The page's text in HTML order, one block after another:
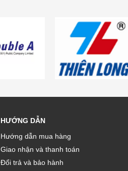
HƯỚNG DẪN
Hướng dẫn mua hàng
Giao nhận và thanh toán
Đổi trả và bảo hành